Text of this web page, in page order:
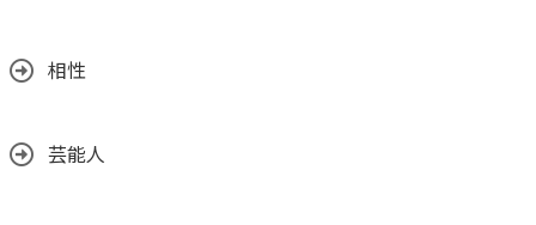
相性
芸能人